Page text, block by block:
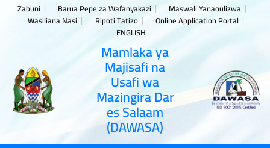
Zabuni Barua Pepe za Wafanyakazi
Maswali Yanaoulizwa
Wasiliana Nasi
Ripoti Tatizo
Online Application Portal
ENGLISH
Mamlaka ya
Majisafi na
Usafi wa
Mazingira Dar
es Salaam
(DAWASA)